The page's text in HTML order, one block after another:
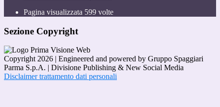
Pagina visualizzata 599 volte
Sezione Copyright
Copyright 2026 | Engineered and powered by Gruppo Spaggiari
Parma S.p.A. | Divisione Publishing & New Social Media
Disclaimer trattamento dati personali